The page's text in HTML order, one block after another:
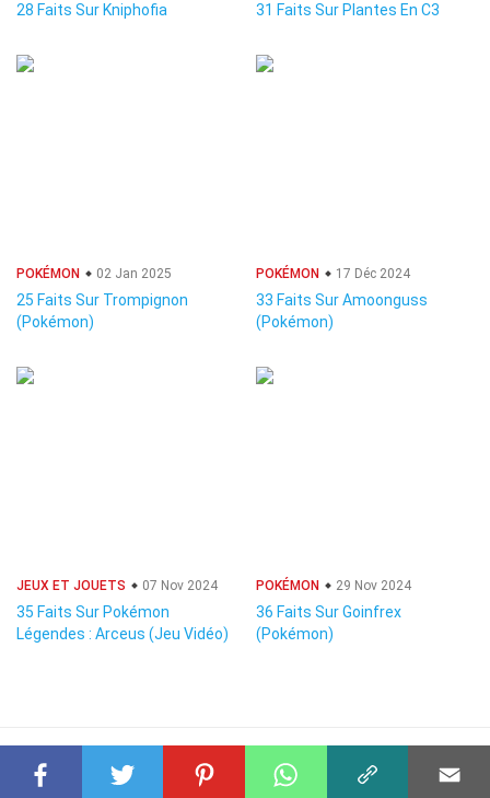
28 Faits Sur Kniphofia 31 Faits Sur Plantes En C3
POKÉMON 02 Jan 2025
25 Faits Sur Trompignon
(Pokémon)
POKÉMON 17 Déc 2024
33 Faits Sur Amoonguss
(Pokémon)
JEUX ET JOUETS 07 Nov 2024
35 Faits Sur Pokémon
Légendes : Arceus (Jeu Vidéo)
POKÉMON 29 Nov 2024
36 Faits Sur Goinfrex
(Pokémon)
© 2023